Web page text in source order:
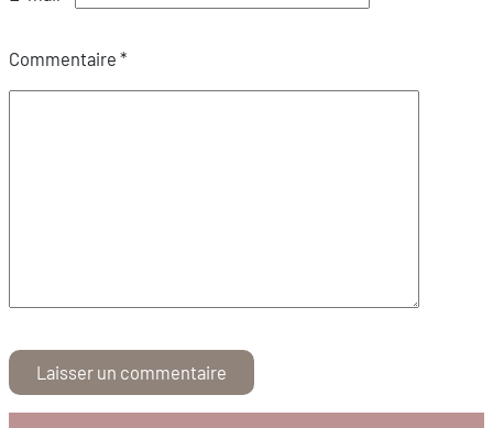
Commentaire *